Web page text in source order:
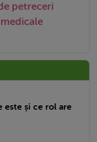
petreceri
este și ce rol are